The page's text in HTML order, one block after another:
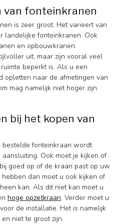
van fonteinkranen
is zeer groot. Het varieert van
landelijke fonteinkranen. Ook
en opbouwkranen.
uit, maar zijn vooral veel
beperkt is. Als u een
opletten naar de afmetingen van
mag namelijk niet hoger zijn
bij het kopen van
fonteinkraan wordt
Ook moet je kijken of
goed op of de kraan past op uw
dan moet u ook kijken of
kan. Als dit niet kan moet u
hoge opzetkraan. Verder moet u
de installatie. Het is namelijk
niet te groot zijn.